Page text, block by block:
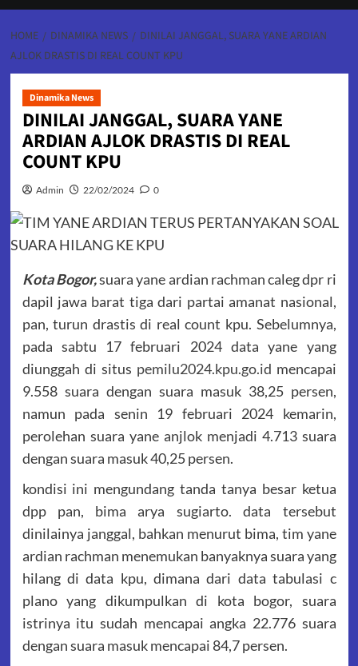
HOME DINAMIKA NEWS
DINILAI JANGGAL, SUARA YANE ARDIAN
AJLOK DRASTIS DI REAL COUNT KPU
Dinamika News
DINILAI JANGGAL, SUARA YANE
ARDIAN AJLOK DRASTIS DI REAL
COUNT KPU
Admin 22/02/2024 0
Kota Bogor,suara yane ardian rachman caleg dpr ri
dapil jawa barat tiga dari partai amanat nasional,
pan, turun drastis di real count kpu. Sebelumnya,
pada sabtu 17 februari 2024 data yane yang
diunggah di situs pemilu2024.kpu.go.id mencapai
9.558 suara dengan suara masuk 38,25 persen,
namun pada senin 19 februari 2024 kemarin,
perolehan suara yane anjlok menjadi 4.713 suara
dengan suara masuk 40,25 persen.
kondisi ini mengundang tanda tanya besar ketua
dpp pan, bima arya sugiarto. data tersebut
dinilainya janggal, bahkan menurut bima, tim yane
ardian rachman menemukan banyaknya suara yang
hilang di data kpu, dimana dari data tabulasi c
plano yang dikumpulkan di kota bogor, suara
istrinya itu sudah mencapai angka 22.776 suara
dengan suara masuk mencapai 84,7 persen.